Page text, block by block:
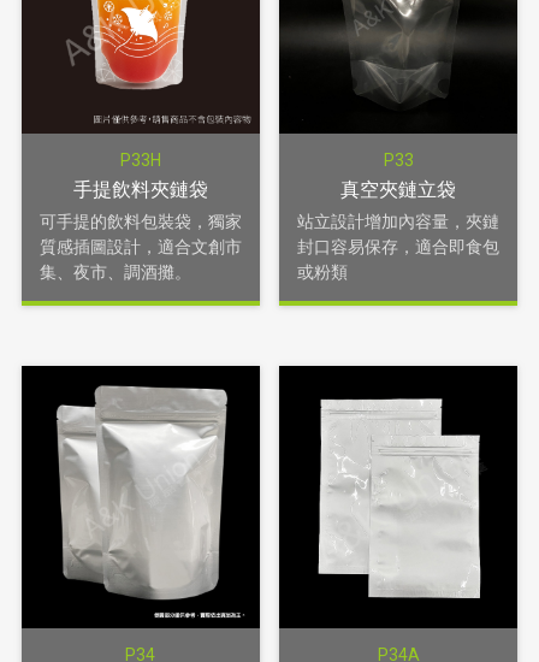
P33H
手提飲料夾鏈袋
可手提的飲料包裝袋，獨家
質感插圖設計，適合文創市
集、夜市、調酒攤。
P33
真空夾鏈立袋
站立設計增加內容量，夾鏈
封口容易保存，適合即食包
或粉類
P34 P34A